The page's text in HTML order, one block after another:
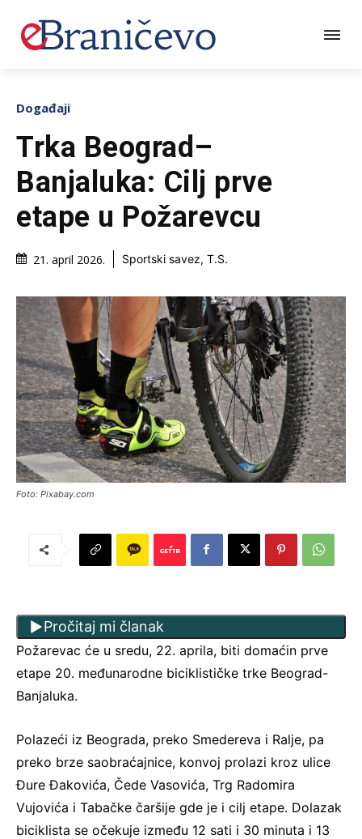
Događaji
Trka Beograd–
Banjaluka: Cilj prve
etape u Požarevcu
21. april 2026. Sportski savez, T.S.
Foto: Pixabay.com
Pročitaj mi članak
Požarevac će u sredu, 22. aprila, biti domaćin prve
etape 20. međunarodne biciklističke trke Beograd-
Banjaluka.
Polazeći iz Beograda, preko Smedereva i Ralje, pa
preko brze saobraćajnice, konvoj prolazi kroz ulice
Đure Đakovića, Čede Vasovića, Trg Radomira
Vujovića i Tabačke čaršije gde je i cilj etape. Dolazak
biciklista se očekuje između 12 sati i 30 minuta i 13